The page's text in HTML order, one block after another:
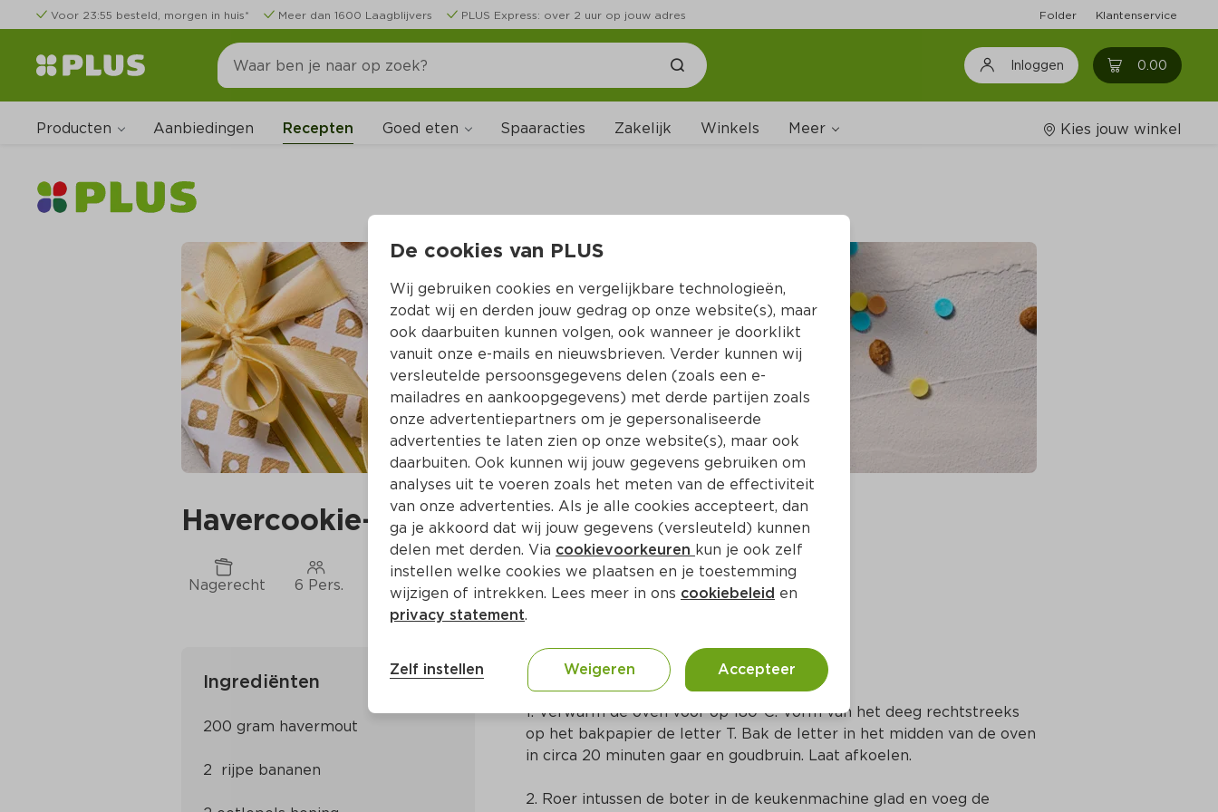
Voor 23:55 besteld, morgen in huis* Meer dan 1600 Laagblijvers PLUS Express: over 2 uur op jouw adres Folder Klantenservice
Inloggen 0.00 0
Producten Aanbiedingen Recepten Goed eten Spaaracties Zakelijk Winkels Meer
Wijnshop
Boodschappenlijstjes
Kies jouw winkel
Havercookie-letter
Nagerecht 6 Pers. Ca. 30 Min Europees
Ingrediënten
Bereidingswijze
1. Verwarm de oven voor op 180ºC. Vorm van het deeg rechtstreeks
op het bakpapier de letter T. Bak de letter in het midden van de oven
in circa 20 minuten gaar en goudbruin. Laat afkoelen.
2. Roer intussen de boter in de keukenmachine glad en voeg de
De cookies van PLUS
Wij gebruiken cookies en vergelijkbare technologieën,
zodat wij en derden jouw gedrag op onze website(s), maar
ook daarbuiten kunnen volgen, ook wanneer je doorklikt
vanuit onze e-mails en nieuwsbrieven. Verder kunnen wij
versleutelde persoonsgegevens delen (zoals een e-
mailadres en aankoopgegevens) met derde partijen zoals
onze advertentiepartners om je gepersonaliseerde
advertenties te laten zien op onze website(s), maar ook
daarbuiten. Ook kunnen wij jouw gegevens gebruiken om
analyses uit te voeren zoals het meten van de effectiviteit
van onze advertenties. Als je alle cookies accepteert, dan
ga je akkoord dat wij jouw gegevens (versleuteld) kunnen
delen met derden. Via cookievoorkeuren kun je ook zelf
instellen welke cookies we plaatsen en je toestemming
wijzigen of intrekken. Lees meer in ons cookiebeleid en
privacy statement.
Zelf instellen Weigeren Accepteer